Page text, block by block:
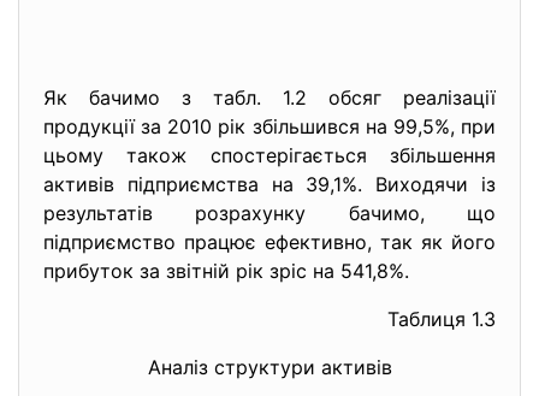
Як бачимо з табл. 1.2 обсяг реалізації
продукції за 2010 рік збільшився на 99,5%, при
цьому також спостерігається збільшення
активів підприємства на 39,1%. Виходячи із
результатів розрахунку бачимо, що
підприємство працює ефективно, так як його
прибуток за звітній рік зріс на 541,8%.
Таблиця 1.3
Аналіз структури активів